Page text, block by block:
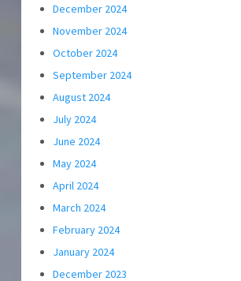
December 2024
November 2024
October 2024
September 2024
August 2024
July 2024
June 2024
May 2024
April 2024
March 2024
February 2024
January 2024
December 2023